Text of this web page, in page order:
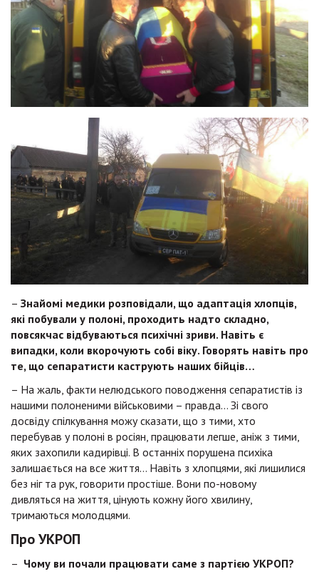
– Знайомі медики розповідали, що адаптація хлопців,
які побували у полоні, проходить надто складно,
повсякчас відбуваються психічні зриви. Навіть є
випадки, коли вкорочують собі віку. Говорять навіть про
те, що сепаратисти каструють наших бійців…
– На жаль, факти нелюдського поводження сепаратистів із
нашими полоненими військовими – правда… Зі свого
досвіду спілкування можу сказати, що з тими, хто
перебував у полоні в росіян, працювати легше, аніж з тими,
яких захопили кадирівці. В останніх порушена психіка
залишається на все життя… Навіть з хлопцями, які лишилися
без ніг та рук, говорити простіше. Вони по-новому
дивляться на життя, цінують кожну його хвилину,
тримаються молодцями.
Про УКРОП
– Чому ви почали працювати саме з партією УКРОП?